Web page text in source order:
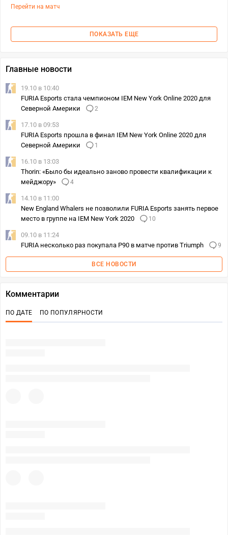
Перейти на матч
ПОКАЗАТЬ ЕЩЕ
Главные новости
19.10 в 10:40
FURIA Esports стала чемпионом IEM New York Online 2020 для
Северной Америки
2
17.10 в 09:53
FURIA Esports прошла в финал IEM New York Online 2020 для
Северной Америки
1
16.10 в 13:03
Thorin: «Было бы идеально заново провести квалификации к
мейджору»
4
14.10 в 11:00
New England Whalers не позволили FURIA Esports занять первое
место в группе на IEM New York 2020
10
09.10 в 11:24
FURIA несколько раз покупала P90 в матче против Triumph
9
ВСЕ НОВОСТИ
Комментарии
ПО ДАТЕ ПО ПОПУЛЯРНОСТИ